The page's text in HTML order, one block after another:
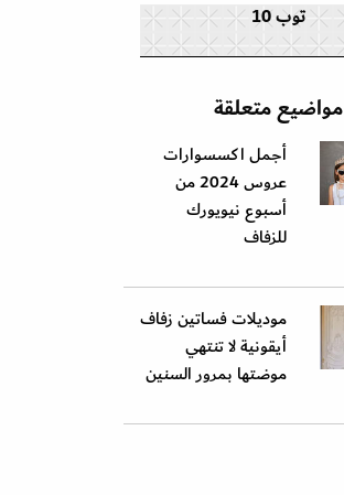
توب 10
مواضيع متعلقة
أجمل اكسسوارات
عروس 2024 من
أسبوع نيويورك
للزفاف
موديلات فساتين زفاف
أيقونية لا تنتهي
موضتها بمرور السنين